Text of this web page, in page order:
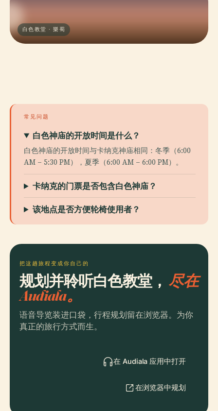
白色教堂 · 樂蜀
常见问题
白色神庙的开放时间是什么？
白色神庙的开放时间与卡纳克神庙相同：冬季（6:00
AM – 5:30 PM），夏季（6:00 AM – 6:00 PM）。
卡纳克的门票是否包含白色神庙？
该地点是否方便轮椅使用者？
把这趟旅程变成你自己的
规划并聆听白色教堂，尽在
Audiala。
语音导览装进口袋，行程规划留在浏览器。为你
真正的旅行方式而生。
在 Audiala 应用中打开
在浏览器中规划